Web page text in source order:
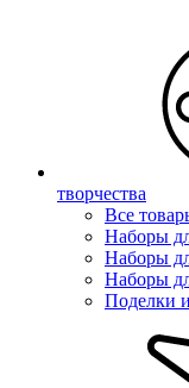
творчества
Все
Наборы
Наборы
Наборы
Поделки